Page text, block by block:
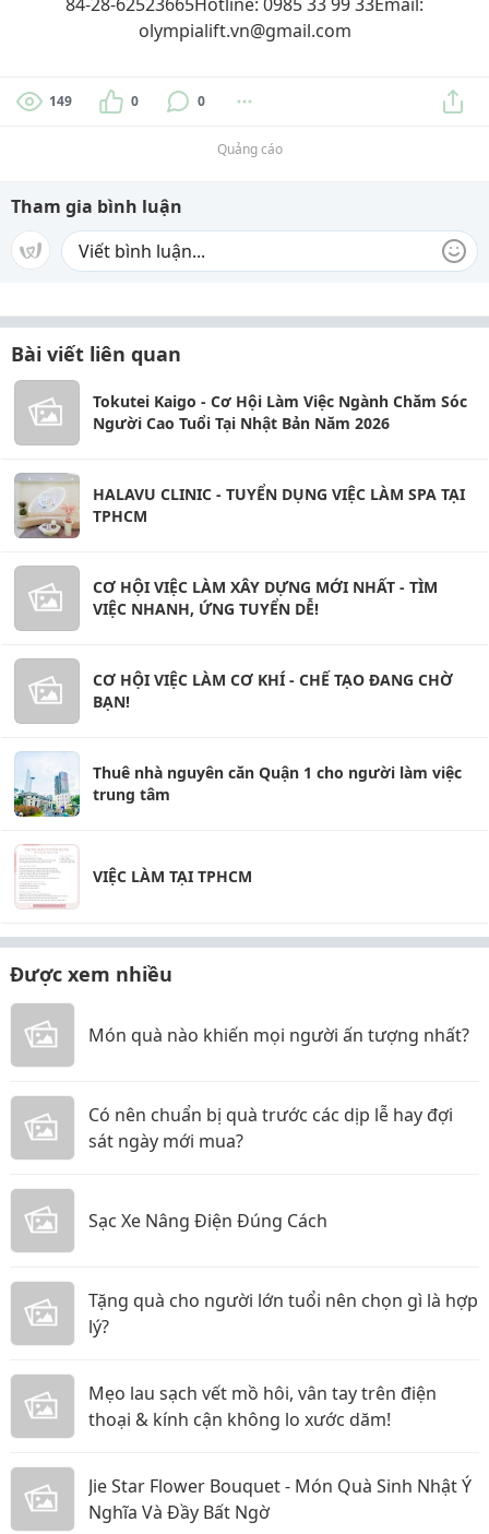
olympialift.vn@gmail.com
149 0 0
Quảng cáo
Tham gia bình luận
Bài viết liên quan
Tokutei Kaigo - Cơ Hội Làm Việc Ngành Chăm Sóc
Người Cao Tuổi Tại Nhật Bản Năm 2026
HALAVU CLINIC - TUYỂN DỤNG VIỆC LÀM SPA TẠI
TPHCM
CƠ HỘI VIỆC LÀM XÂY DỰNG MỚI NHẤT - TÌM
VIỆC NHANH, ỨNG TUYỂN DỄ!
CƠ HỘI VIỆC LÀM CƠ KHÍ - CHẾ TẠO ĐANG CHỜ
BẠN!
Thuê nhà nguyên căn Quận 1 cho người làm việc
trung tâm
VIỆC LÀM TẠI TPHCM
Được xem nhiều
Món quà nào khiến mọi người ấn tượng nhất?
Có nên chuẩn bị quà trước các dịp lễ hay đợi
sát ngày mới mua?
Sạc Xe Nâng Điện Đúng Cách
Tặng quà cho người lớn tuổi nên chọn gì là hợp
lý?
Mẹo lau sạch vết mồ hôi, vân tay trên điện
thoại & kính cận không lo xước dăm!
Jie Star Flower Bouquet - Món Quà Sinh Nhật Ý
Nghĩa Và Đầy Bất Ngờ